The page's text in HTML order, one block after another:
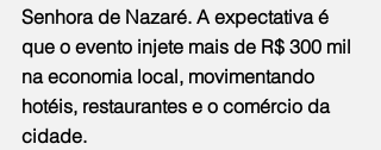
Senhora de Nazaré. A expectativa é
que o evento injete mais de R$ 300 mil
na economia local, movimentando
hotéis, restaurantes e o comércio da
cidade.